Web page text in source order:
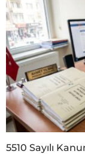
5510 Sayılı